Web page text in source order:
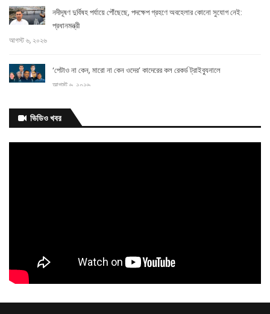
নদীদূষণ দুর্বিষহ পর্যায়ে পৌঁছেছে, পদক্ষেপ গ্রহণে অবহেলার কোনো সুযোগ নেই:
প্রধানমন্ত্রী
আগস্ট ৬, ২০২৬
‘পেটাও না কেন, মারো না কেন ওদের’ কাদেরের কল রেকর্ড ট্রাইব্যুনালে
আগস্ট ৬, ২০২৬
এক
মাসের মধ্যে ভাতার আওতায় আসছেন আরও ২০০ ক্রীড়াবিদ: ক্রীড়া প্রতিমন্ত্রী
আগস্ট ৬, ২০২৬
ভিডিও খবর